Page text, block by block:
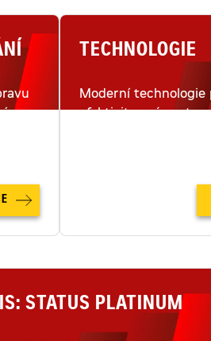
TECHNOLOGIE
Moderní technologie
efektivitu práce
STATUS PLATINUM